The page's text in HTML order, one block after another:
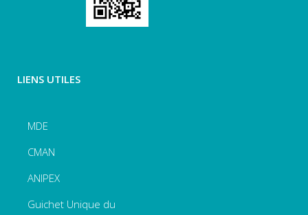
LIENS UTILES
MDE
CMAN
ANIPEX
Guichet Unique du